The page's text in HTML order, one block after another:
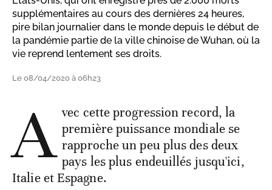
supplémentaires au cours des dernières 24 heures,
pire bilan journalier dans le monde depuis le début de
la pandémie partie de la ville chinoise de Wuhan, où la
vie reprend lentement ses droits.
Le 08/04/2020 à 06h23
A vec cette progression record, la
première puissance mondiale se
rapproche un peu plus des deux
pays les plus endeuillés jusqu'ici,
Italie et Espagne.